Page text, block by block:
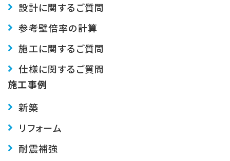
設計に関するご質問
参考壁倍率の計算
施工に関するご質問
仕様に関するご質問
施工事例
新築
リフォーム
耐震補強